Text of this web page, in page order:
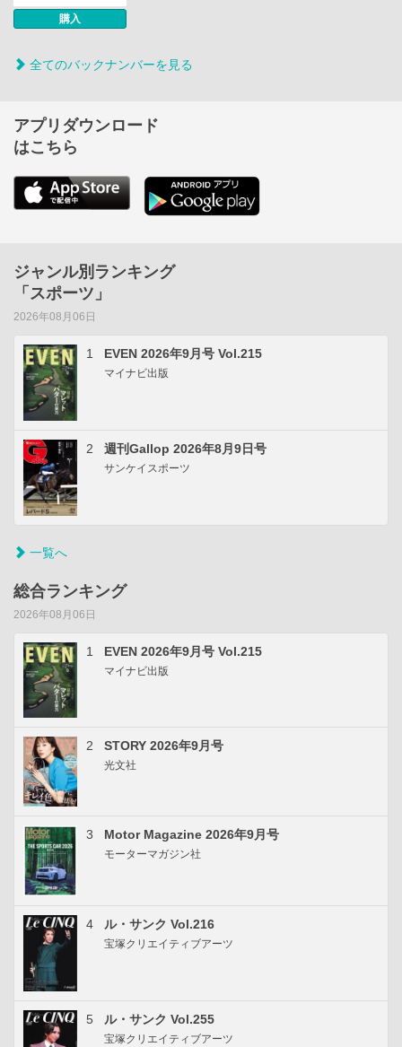
購入
全てのバックナンバーを見る
アプリダウンロード
はこちら
ジャンル別ランキング
「スポーツ」
2026年08月06日
1 EVEN 2026年9月号 Vol.215
マイナビ出版
2 週刊Gallop 2026年8月9日号
サンケイスポーツ
一覧へ
総合ランキング
2026年08月06日
1 EVEN 2026年9月号 Vol.215
マイナビ出版
2 STORY 2026年9月号
光文社
3 Motor Magazine 2026年9月号
モーターマガジン社
4 ル・サンク Vol.216
宝塚クリエイティブアーツ
5 ル・サンク Vol.255
宝塚クリエイティブアーツ